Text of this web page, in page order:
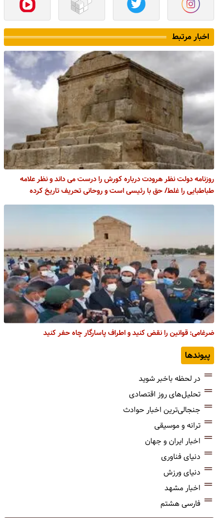
اخبار مرتبط
روزنامه دولت نظر هرودت درباره کورش را درست می داند و نظر علامه
طباطبایی را غلط/ حق با رئیسی است و روحانی تحریف تاریخ کرده
ضرغامی: قوانین را نقض کنید و اطراف پاسارگار چاه حفر کنید
پیوندها
در لحظه باخبر شوید
تحلیل‌های روز اقتصادی
جنجالی‌ترین اخبار حوادث
ترانه و موسیقی
اخبار ایران و جهان
دنیای فناوری
دنیای ورزش
اخبار مشهد
فارسی هشتم